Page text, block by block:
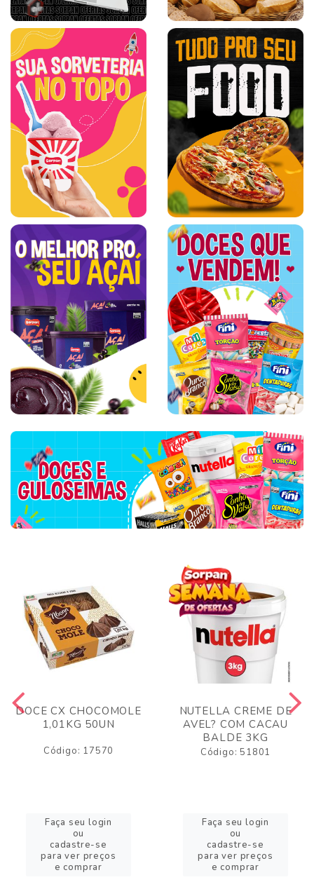
DOCE CX CHOCOMOLE
1,01KG 50UN
Código: 17570
Faça seu login
ou
cadastre-se
para ver preços
e comprar
NUTELLA CREME DE
AVEL? COM CACAU
BALDE 3KG
Código: 51801
Faça seu login
ou
cadastre-se
para ver preços
e comprar